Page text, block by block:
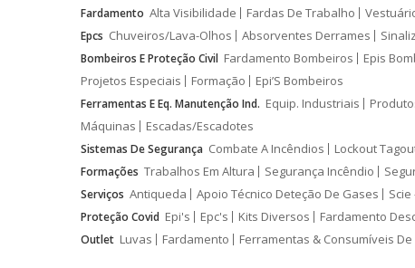
Fardamento Alta Visibilidade Fardas De Trabalho
Epcs Chuveiros/Lava-Olhos Absorventes Derrames
Bombeiros E Proteção Civil Fardamento Bombeiros Epis
Projetos Especiais
Formação Epi’S Bombeiros
Ferramentas E Eq. Manutenção Ind. Equip. Industriais
Máquinas
Escadas/Escadotes
Sistemas De Segurança Combate A Incêndios Lockout
Formações Trabalhos Em Altura Segurança Incêndio
Serviços Antiqueda Apoio Técnico Deteção De Gases
Proteção Covid Epi's Epc's Kits Diversos Fardamento
Outlet Luvas Fardamento Ferramentas & Consumíveis